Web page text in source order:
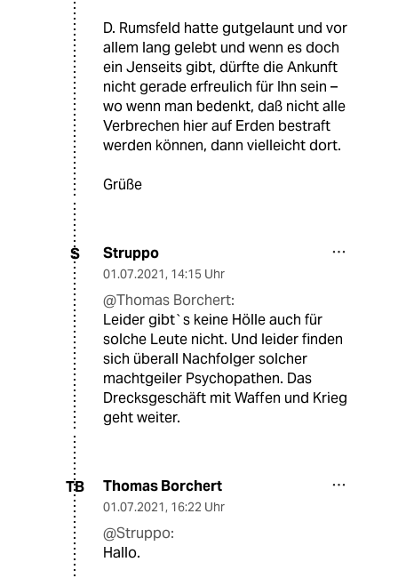
D. Rumsfeld hatte gutgelaunt und vor
allem lang gelebt und wenn es doch
ein Jenseits gibt, dürfte die Ankunft
nicht gerade erfreulich für Ihn sein –
wo wenn man bedenkt, daß nicht alle
Verbrechen hier auf Erden bestraft
werden können, dann vielleicht dort.
Grüße
S Struppo
01.07.2021, 14:15 Uhr
@Thomas Borchert:
Leider gibt`s keine Hölle auch für
solche Leute nicht. Und leider finden
sich überall Nachfolger solcher
machtgeiler Psychopathen. Das
Drecksgeschäft mit Waffen und Krieg
geht weiter.
TB Thomas Borchert
01.07.2021, 16:22 Uhr
@Struppo:
Hallo.